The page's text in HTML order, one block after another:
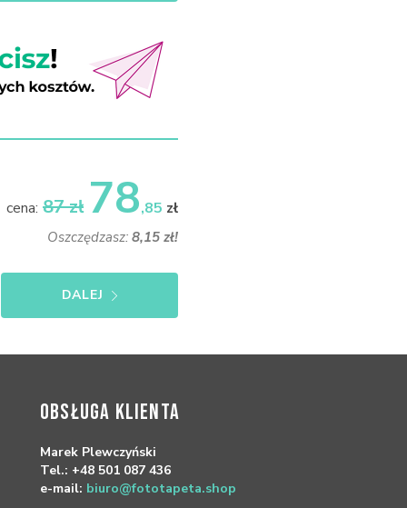
cena: 87 zł 78,85 zł
Oszczędzasz: 8,15 zł!
DALEJ
OBSŁUGA KLIENTA
Marek Plewczyński
Tel.: +48 501 087 436
e-mail: biuro@fototapeta.shop